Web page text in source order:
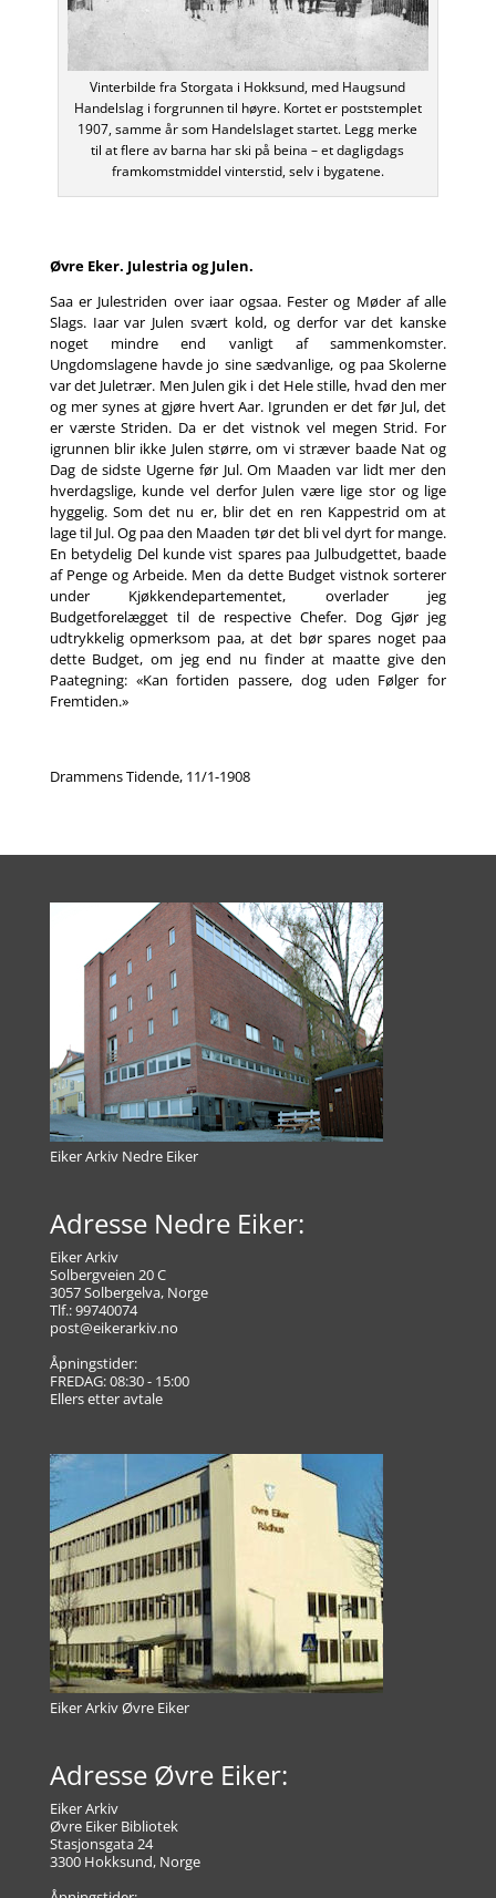
Vinterbilde fra Storgata i Hokksund, med Haugsund
Handelslag i forgrunnen til høyre. Kortet er poststemplet
1907, samme år som Handelslaget startet. Legg merke
til at flere av barna har ski på beina – et dagligdags
framkomstmiddel vinterstid, selv i bygatene.
Øvre Eker. Julestria og Julen.
Saa er Julestriden over iaar ogsaa. Fester og Møder af alle
Slags. Iaar var Julen svært kold, og derfor var det kanske
noget mindre end vanligt af sammenkomster.
Ungdomslagene havde jo sine sædvanlige, og paa Skolerne
var det Juletrær. Men Julen gik i det Hele stille, hvad den mer
og mer synes at gjøre hvert Aar. Igrunden er det før Jul, det
er værste Striden. Da er det vistnok vel megen Strid. For
igrunnen blir ikke Julen større, om vi stræver baade Nat og
Dag de sidste Ugerne før Jul. Om Maaden var lidt mer den
hverdagslige, kunde vel derfor Julen være lige stor og lige
hyggelig. Som det nu er, blir det en ren Kappestrid om at
lage til Jul. Og paa den Maaden tør det bli vel dyrt for mange.
En betydelig Del kunde vist spares paa Julbudgettet, baade
af Penge og Arbeide. Men da dette Budget vistnok sorterer
under Kjøkkendepartementet, overlader jeg
Budgetforelægget til de respective Chefer. Dog Gjør jeg
udtrykkelig opmerksom paa, at det bør spares noget paa
dette Budget, om jeg end nu finder at maatte give den
Paategning: «Kan fortiden passere, dog uden Følger for
Fremtiden.»
Drammens Tidende, 11/1-1908
Eiker Arkiv Nedre Eiker
Adresse Nedre Eiker:
Eiker Arkiv
Solbergveien 20 C
3057 Solbergelva, Norge
Tlf.: 99740074
post@eikerarkiv.no
Åpningstider:
FREDAG: 08:30 - 15:00
Ellers etter avtale
Eiker Arkiv Øvre Eiker
Adresse Øvre Eiker:
Eiker Arkiv
Øvre Eiker Bibliotek
Stasjonsgata 24
3300 Hokksund, Norge